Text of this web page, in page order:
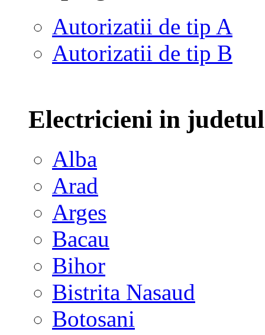
Autorizatii de tip A
Autorizatii de tip B
Electricieni in
Alba
Arad
Arges
Bacau
Bihor
Bistrita Nasaud
Botosani